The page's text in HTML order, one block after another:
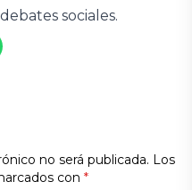
sociales.
no será publicada. Los
con *